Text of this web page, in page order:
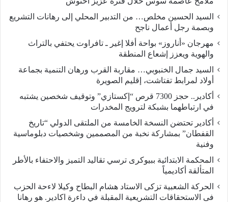
السيد الحسين مخلص… من التدبير المحلي إلى رهانات التشريع
وبصمة رجل أعمال ناجح
مهرجان «أناروز» بواحة أفلا إغير ـ تافراوت يحتفي بالتراث
والهوية ويعزز إشعاع المنطقة
السيد جمال الخنبوبي… مقاربة القرب ورهان التنمية بجماعة
أولاد لمرابط تفتاشت، إقليم الصويرة
أكادير.. حجز 7300 قرص “إكستازي” وتوقيف شخصين يشتبه
في ارتباطهما بشبكة لترويج المخدرات
أكادير تحتضن النسخة الخامسة من الملتقى الدولي “تاريخ
القفطان” بمشاركة نخبة من المصممين وشخصيات دبلوماسية
وفنية
المحكمة الابتدائية ببيوكرى ترسي تقاليد التميز والاحتفاء بالأطر
المتألقة أكاديمياً
الحركة الشعبية تزكى الاستاد هشام البطاح وكيلا لاءحة الحزب
فى الاستحقاقات التشريعية المقبلة في داءرة اكادير. هو رهانا